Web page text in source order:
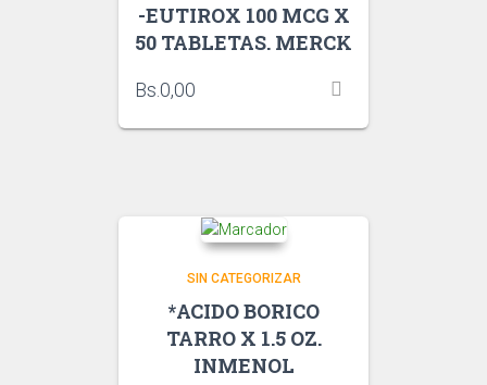
-EUTIROX 100 MCG X
50 TABLETAS. MERCK
Bs. 0,00
SIN CATEGORIZAR
*ACIDO BORICO
TARRO X 1.5 OZ.
INMENOL